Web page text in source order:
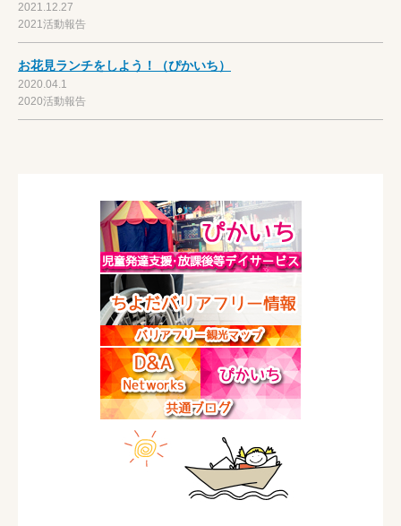
2021.12.27
2021活動報告
お花見ランチをしよう！（ぴかいち）
2020.04.1
2020活動報告